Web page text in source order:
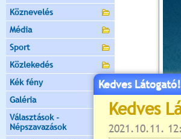
Köznevelés
Média
Sport
Közlekedés
Kék fény
Galéria
Választások -
Népszavazások
Kedves Látogató!